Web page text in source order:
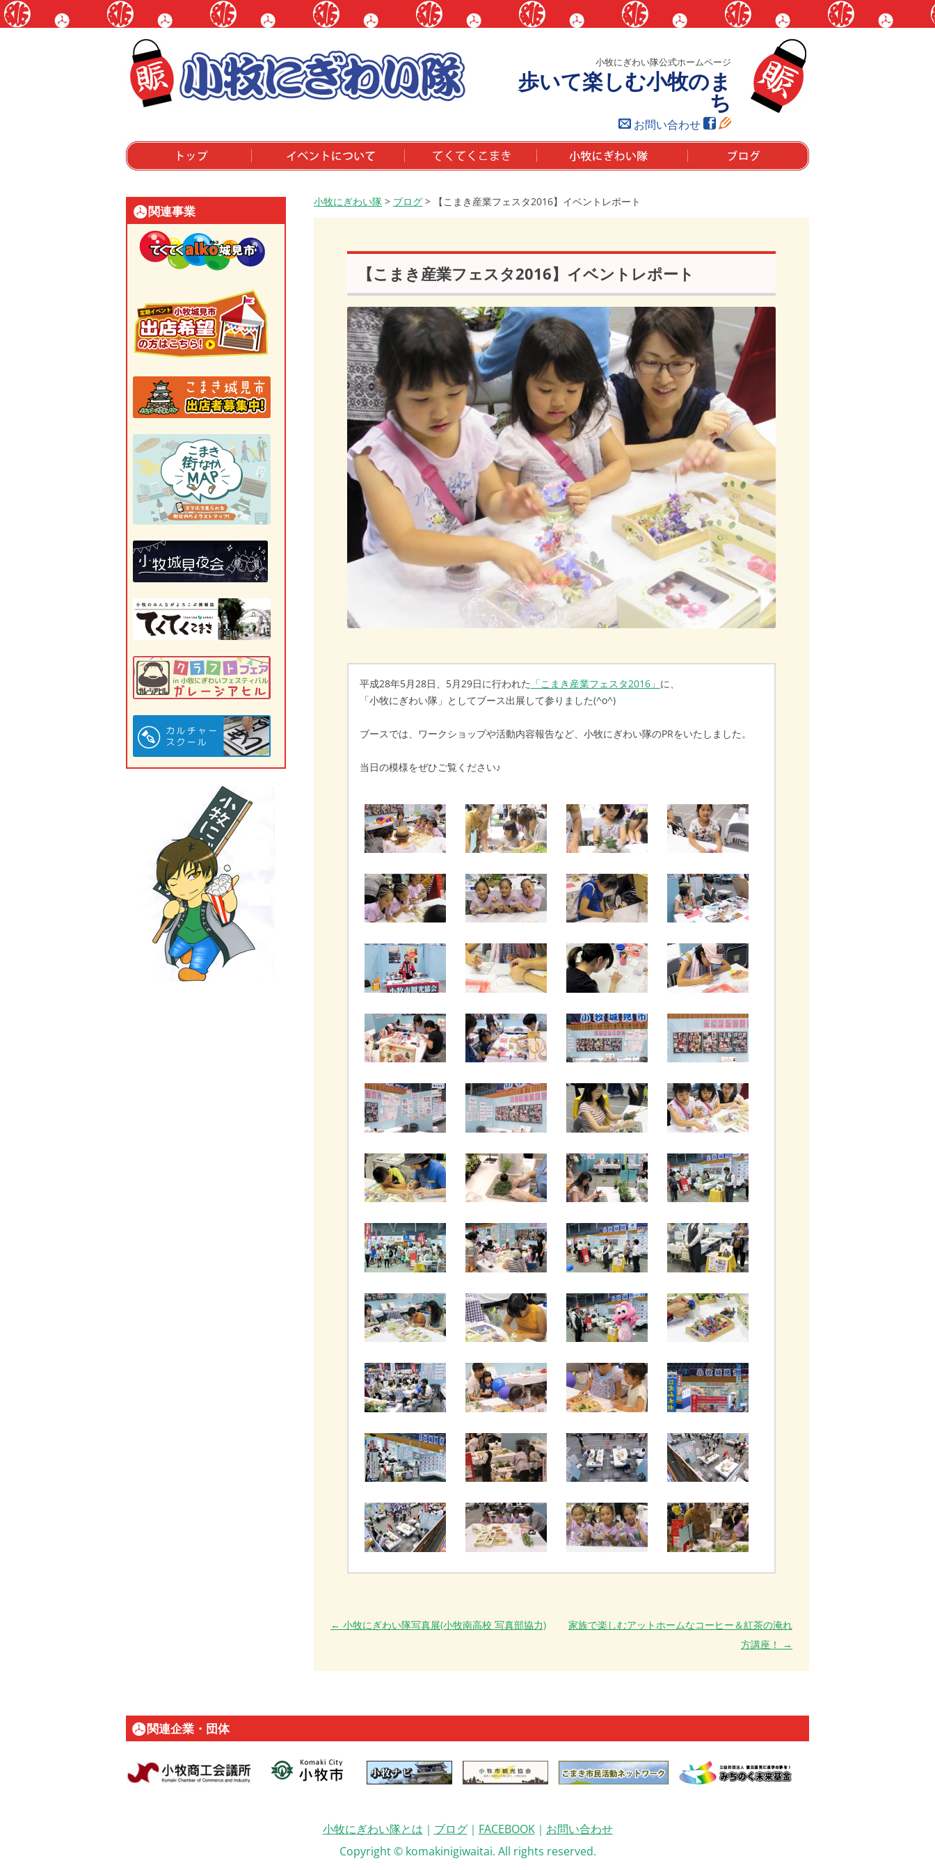
小牧にぎわい隊公式ホームページ
歩いて楽しむ小牧のま
ち
お問い合わせ
トップ イベントについて てくてくこまき 小牧にぎわい隊とは？
ブログ
小牧にぎわい隊 > ブログ > 【こまき産業フェスタ2016】イベントレポート
【こまき産業フェスタ2016】イベントレポート
平成28年5月28日、5月29日に行われた 「こまき産業フェスタ2016」 に、
「小牧にぎわい隊」としてブース出展して参りました(^o^)
ブースでは、ワークショップや活動内容報告など、小牧にぎわい隊のPRをいたしました。
当日の模様をぜひご覧ください♪
投稿ナビゲーション
← 小牧にぎわい隊写真展(小牧南高校 写真部協力)
家族で楽しむアットホームなコーヒー＆紅茶の淹れ
方講座！
→
関連事業
関連企業・団体
小牧にぎわい隊とは ｜ ブログ｜ FACEBOOK｜ お問い合わせ
Copyright © komakinigiwaitai. All rights reserved.